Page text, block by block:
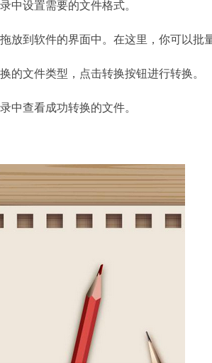
中设置需要的文件格式。
到软件的界面中。在这里，你可以批量
文件类型，点击转换按钮进行转换。
中查看成功转换的文件。